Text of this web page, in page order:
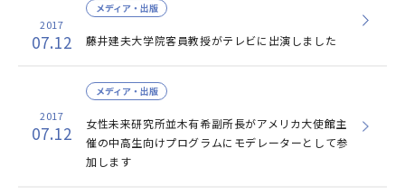
2017
07.12 藤井建夫大学院客員教授がテレビに出演しました
メディア・出版
2017
07.12
女性未来研究所並木有希副所長がアメリカ大使館主
催の中高生向けプログラムにモデレーターとして参
加します
メディア・出版